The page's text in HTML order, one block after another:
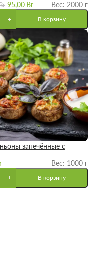
95,00 Br Вес: 2000 г
В корзину
запечённые с
Вес: 1000 г
В корзину